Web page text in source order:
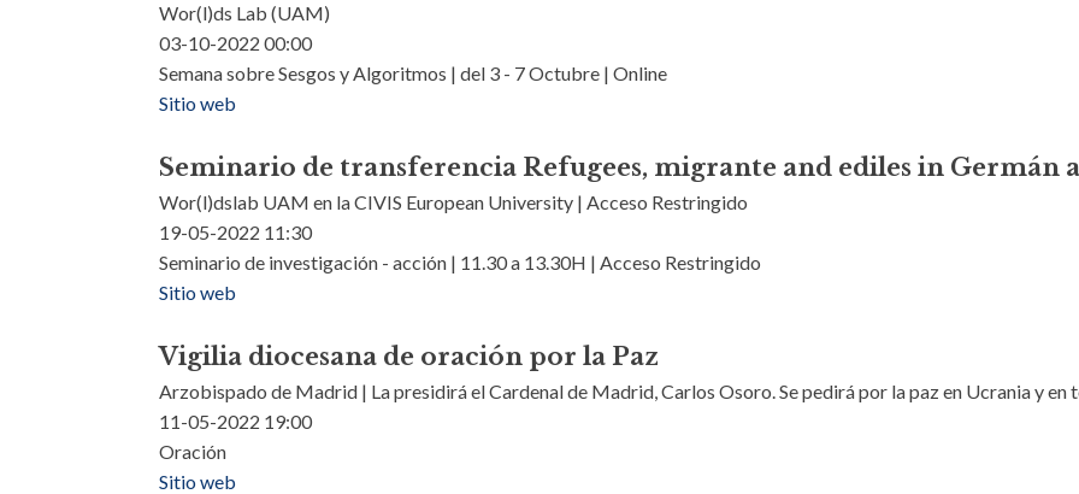
Wor(l)ds Lab (UAM)
03-10-2022 00:00
Semana sobre Sesgos y Algoritmos | del 3 - 7 Octubre | Online
Sitio web
Seminario de transferencia Refugees, migrante and ediles in
Wor(l)dslab UAM en la CIVIS European University | Acceso Restringido
19-05-2022 11:30
Seminario de investigación - acción | 11.30 a 13.30H | Acceso Restringido
Sitio web
Vigilia diocesana de oración por la Paz
Arzobispado de Madrid | La presidirá el Cardenal de Madrid, Carlos Osoro. Se pedirá por la paz en Ucrania y en
11-05-2022 19:00
Oración
Sitio web